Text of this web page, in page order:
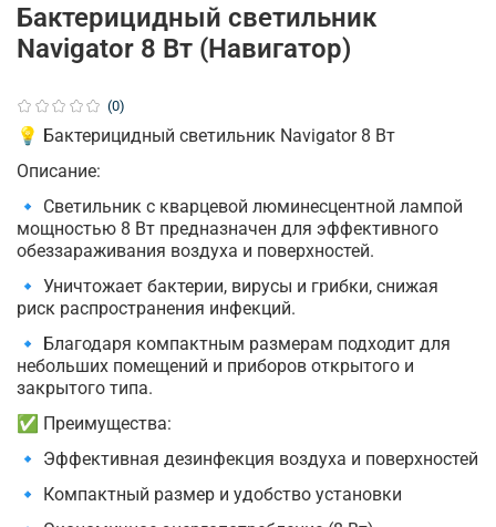
(0)
Бактерицидный светильник
Navigator 8 Вт (Навигатор)
💡 Бактерицидный светильник Navigator 8 Вт
Описание:
🔹 Светильник с кварцевой люминесцентной лампой
мощностью 8 Вт предназначен для эффективного
обеззараживания воздуха и поверхностей.
🔹 Уничтожает бактерии, вирусы и грибки, снижая
риск распространения инфекций.
🔹 Благодаря компактным размерам подходит для
небольших помещений и приборов открытого и
закрытого типа.
✅ Преимущества:
🔹 Эффективная дезинфекция воздуха и поверхностей
🔹 Компактный размер и удобство установки